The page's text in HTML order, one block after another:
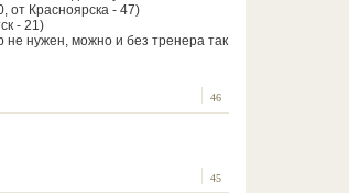
от Красноярска - 47)
- 21)
не нужен, можно и без тренера так
46
45